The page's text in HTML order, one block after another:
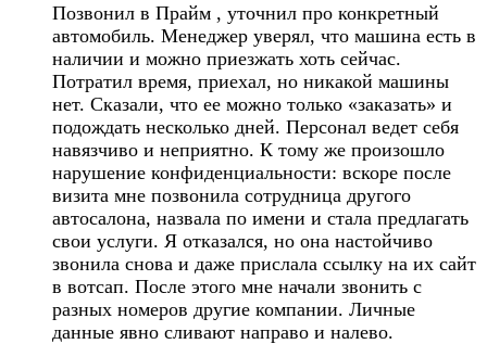
Позвонил в Прайм , уточнил про конкретный
автомобиль. Менеджер уверял, что машина есть в
наличии и можно приезжать хоть сейчас.
Потратил время, приехал, но никакой машины
нет. Сказали, что ее можно только «заказать» и
подождать несколько дней. Персонал ведет себя
навязчиво и неприятно. К тому же произошло
нарушение конфиденциальности: вскоре после
визита мне позвонила сотрудница другого
автосалона, назвала по имени и стала предлагать
свои услуги. Я отказался, но она настойчиво
звонила снова и даже прислала ссылку на их сайт
в вотсап. После этого мне начали звонить с
разных номеров другие компании. Личные
данные явно сливают направо и налево.